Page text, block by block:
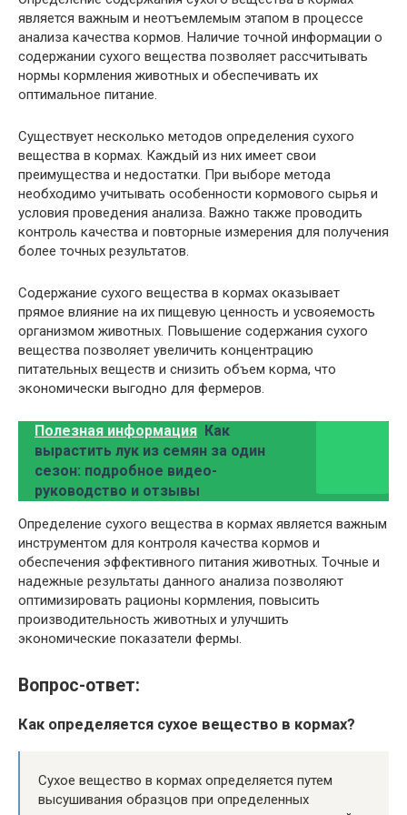
является важным и неотъемлемым этапом в процессе
анализа качества кормов. Наличие точной информации о
содержании сухого вещества позволяет рассчитывать
нормы кормления животных и обеспечивать их
оптимальное питание.
Существует несколько методов определения сухого
вещества в кормах. Каждый из них имеет свои
преимущества и недостатки. При выборе метода
необходимо учитывать особенности кормового сырья и
условия проведения анализа. Важно также проводить
контроль качества и повторные измерения для получения
более точных результатов.
Содержание сухого вещества в кормах оказывает
прямое влияние на их пищевую ценность и усвояемость
организмом животных. Повышение содержания сухого
вещества позволяет увеличить концентрацию
питательных веществ и снизить объем корма, что
экономически выгодно для фермеров.
Полезная информация Как
вырастить лук из семян за один
сезон: подробное видео-
руководство и отзывы
Определение сухого вещества в кормах является важным
инструментом для контроля качества кормов и
обеспечения эффективного питания животных. Точные и
надежные результаты данного анализа позволяют
оптимизировать рационы кормления, повысить
производительность животных и улучшить
экономические показатели фермы.
Вопрос-ответ:
Как определяется сухое вещество в кормах?
Сухое вещество в кормах определяется путем
высушивания образцов при определенных